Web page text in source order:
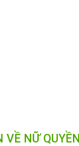
NỮ QUYỀN